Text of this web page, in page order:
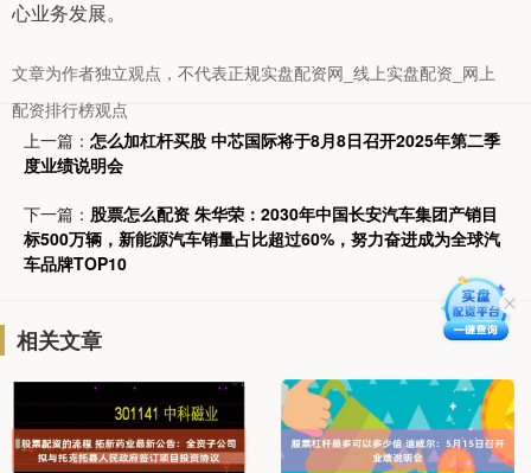
心业务发展。
文章为作者独立观点，不代表正规实盘配资网_线上实盘配资_网上
配资排行榜观点
上一篇： 怎么加杠杆买股 中芯国际将于8月8日召开2025年第二季
度业绩说明会
下一篇： 股票怎么配资 朱华荣：2030年中国长安汽车集团产销目
标500万辆，新能源汽车销量占比超过60%，努力奋进成为全球汽
车品牌TOP10
相关文章